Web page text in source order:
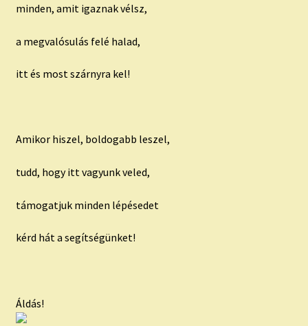
minden, amit igaznak vélsz,
a megvalósulás felé halad,
itt és most szárnyra kel!
Amikor hiszel, boldogabb leszel,
tudd, hogy itt vagyunk veled,
támogatjuk minden lépésedet
kérd hát a segítségünket!
Áldás!